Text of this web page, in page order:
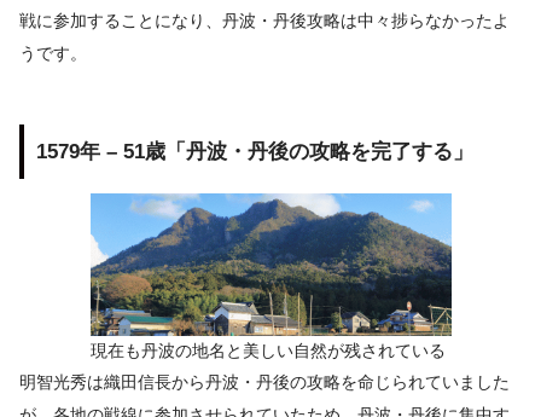
戦に参加することになり、丹波・丹後攻略は中々捗らなかったよ
うです。
1579年 – 51歳「丹波・丹後の攻略を完了する」
現在も丹波の地名と美しい自然が残されている
明智光秀は織田信長から丹波・丹後の攻略を命じられていました